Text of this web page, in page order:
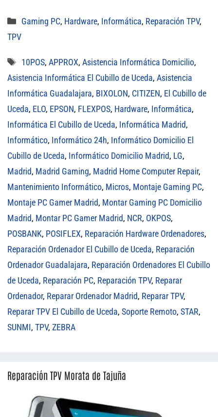
Categorías
Gaming PC, Hardware, Informática, Reparación TPV,
TPV
Etiquetas
10POS, APPROX, Asistencia Informática Domicilio,
Asistencia Informática El Cubillo de Uceda, Asistencia
Informática Guadalajara, BIXOLON, CITIZEN, El Cubillo de
Uceda, ELO, EPSON, FLEXPOS, Hardware, Informática,
Informática El Cubillo de Uceda, Informática Madrid,
Informático, Informático 24h, Informático Domicilio El
Cubillo de Uceda, Informático Domicilio Madrid, LG,
Madrid, Madrid Gaming, Madrid Home Computer Repair,
Mantenimiento Informático, Micros, Montaje Gaming PC,
Montaje PC Gamer Madrid, Montar Gaming PC Domicilio
Madrid, Montar PC Gamer Madrid, NCR, OKPOS,
POSBANK, POSIFLEX, Reparación Hardware Ordenadores,
Reparación Ordenador El Cubillo de Uceda, Reparación
Ordenador Guadalajara, Reparación Ordenadores El Cubillo
de Uceda, Reparación PC, Reparación TPV, Reparar
Ordenador, Reparar Ordenador Madrid, Reparar TPV,
Reparar TPV El Cubillo de Uceda, Soporte Remoto, STAR,
SUNMI, TPV, ZEBRA
Reparación TPV Morata de Tajuña